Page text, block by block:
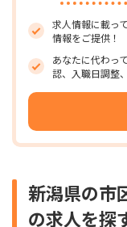
求人情報に載っ
情報をご提供！
あなたに代わっ
認、入職日調整
新潟県の市
の求人を探